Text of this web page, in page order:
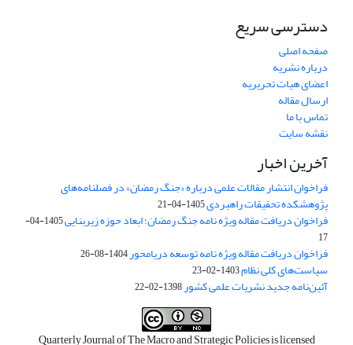
دسترسی سریع
صفحه اصلی
درباره نشریه
اعضای هیات تحریریه
ارسال مقاله
تماس با ما
نقشه سایت
آخرین اخبار
فراخوان انتشار مقالات علمی درباره «جنگ رمضان» در فصلنامه‌های
پژوهشکده تحقیقات راهبردی1405-04-21
فراخوان دریافت مقاله ویژه نامه جنگ رمضان؛ ابعاد حوزه زیربنایی
1405-04-
17
فراخوان دریافت مقاله ویژه نامه توسعه دریامحور1404-08-26
سیاست‌های کلی نظام1403-02-23
آئین‌نامه جدید نشریات علمی کشور1398-02-22
Quarterly Journal of The Macro and Strategic Policies is licensed